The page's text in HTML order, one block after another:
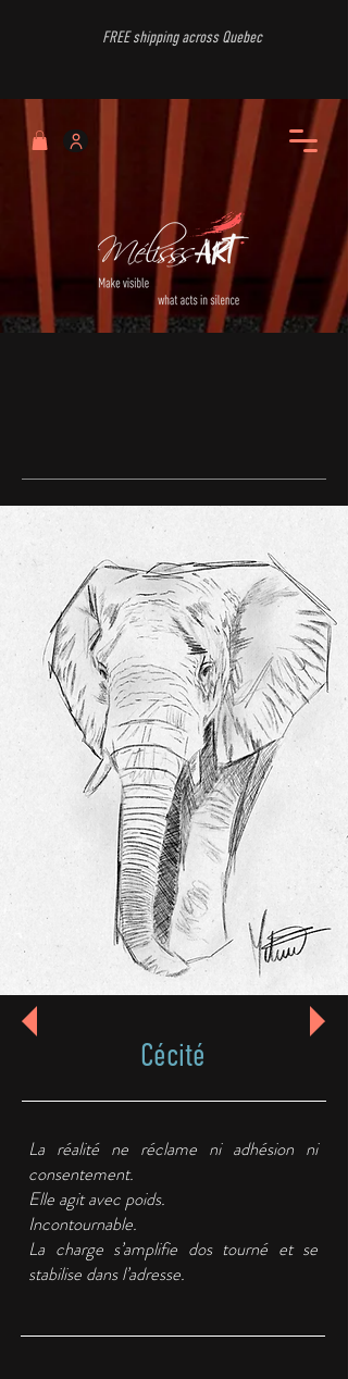
FREE shipping across Quebec
La réalité ne réclame ni adhésion ni
consentement.
Elle agit avec poids.
Incontournable.
La charge s’amplifie dos tourné et se
stabilise dans l’adresse.
Cécité